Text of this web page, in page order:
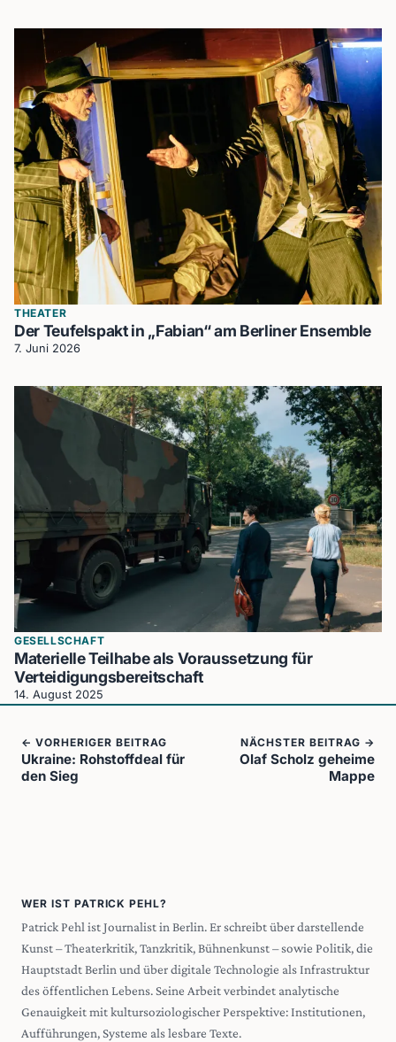
THEATER
Der Teufelspakt in „Fabian“ am Berliner Ensemble
7. Juni 2026
GESELLSCHAFT
Materielle Teilhabe als Voraussetzung für
Verteidigungsbereitschaft
14. August 2025
← VORHERIGER BEITRAG
Ukraine: Rohstoffdeal für
den Sieg
NÄCHSTER BEITRAG →
Olaf Scholz geheime
Mappe
WER IST PATRICK PEHL?
Patrick Pehl ist Journalist in Berlin. Er schreibt über darstellende
Kunst – Theaterkritik, Tanzkritik, Bühnenkunst – sowie Politik, die
Hauptstadt Berlin und über digitale Technologie als Infrastruktur
des öffentlichen Lebens. Seine Arbeit verbindet analytische
Genauigkeit mit kultursoziologischer Perspektive: Institutionen,
Aufführungen, Systeme als lesbare Texte.